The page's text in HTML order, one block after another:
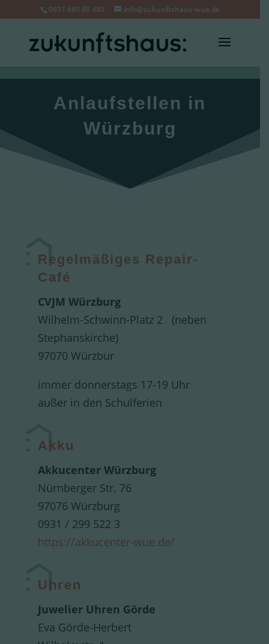
0931 660 80 480 info@zukunftshaus-wue.de
Anlaufstellen in
Würzburg
Regelmäßiges Repair-
Café
CVJM Würzburg
Wilhelm-Schwinn-Platz 2 (neben
Stephanskirche)
97070 Würzbur
immer donnerstags 17-19 Uhr
außer in den Schulferien
Akku
Akkucenter Würzburg
Nürnberger Str. 76
97076 Würzburg
0931 / 299 522 3
https://akkucenter-wue.de/
Uhren
Juwelier Uhren Görde
Eva Görde-Herbert